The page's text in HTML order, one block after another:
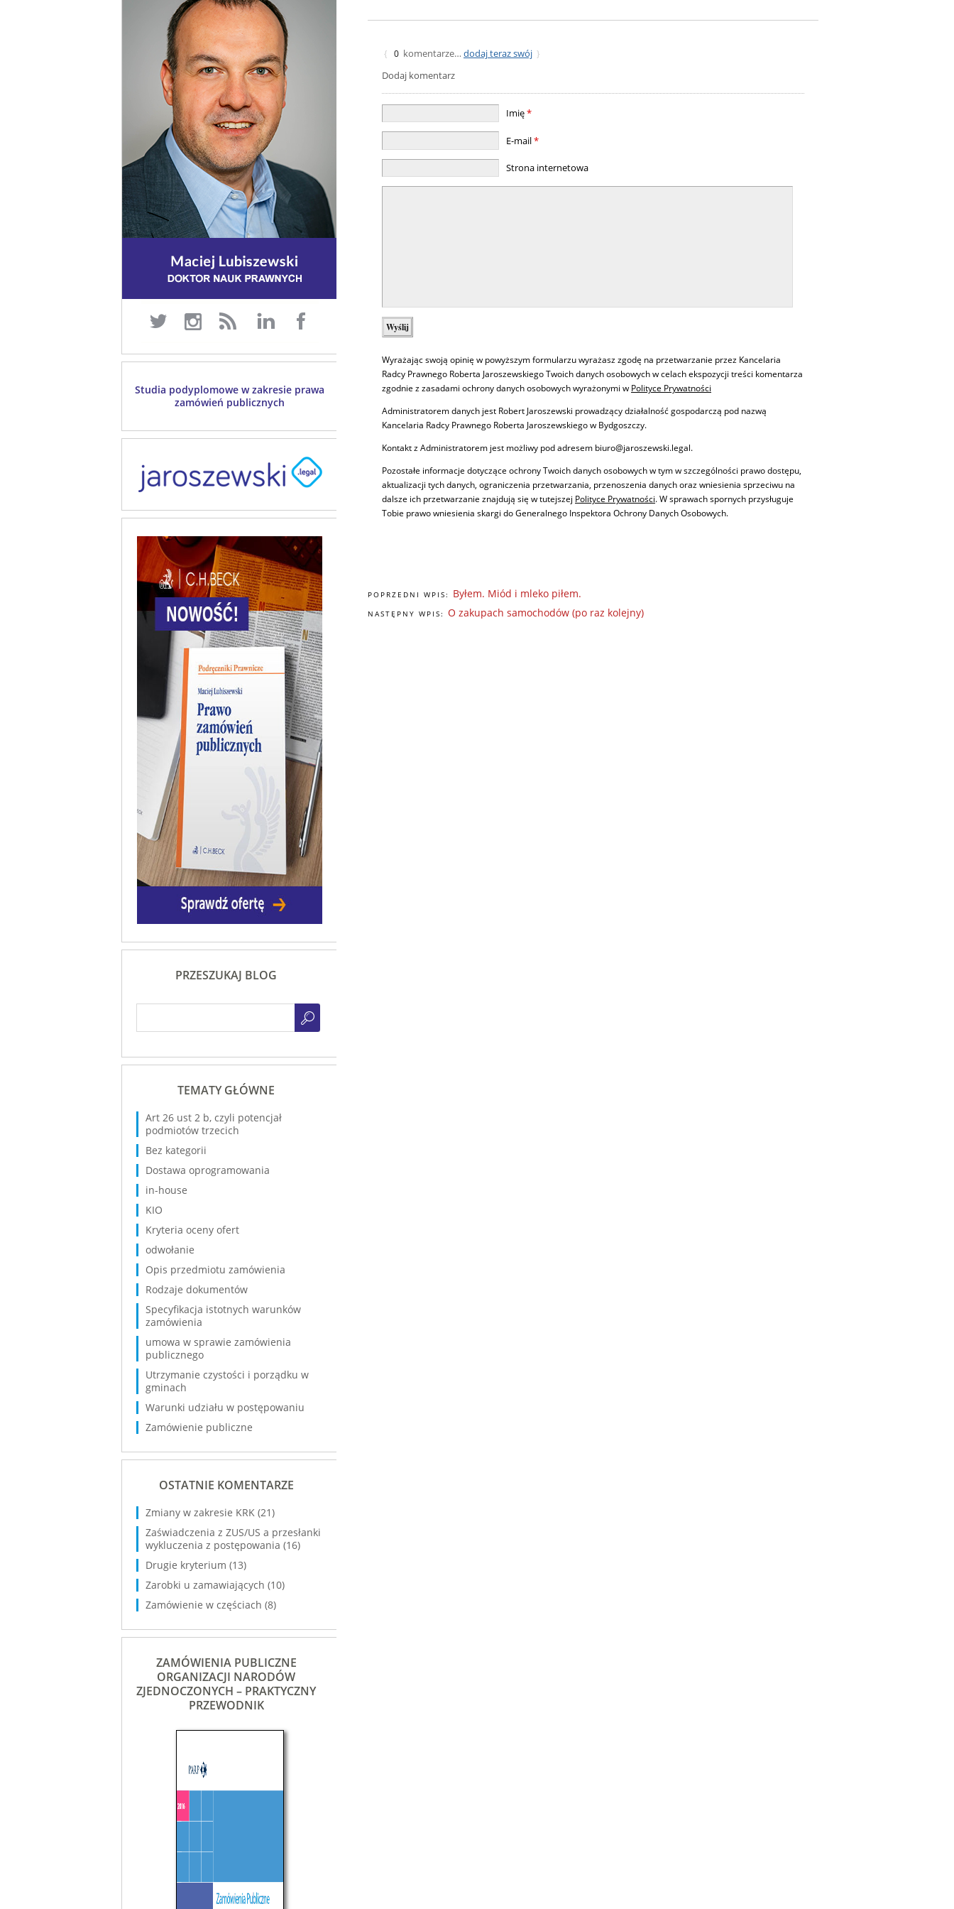
{ 0 komentarze… dodaj teraz swój }
Dodaj komentarz
Imię*
E-mail*
Strona internetowa
Wyrażając swoją opinię w powyższym formularzu wyrażasz zgodę na przetwarzanie przez Kancelaria
Radcy Prawnego Roberta Jaroszewskiego Twoich danych osobowych w celach ekspozycji treści komentarza
zgodnie z zasadami ochrony danych osobowych wyrażonymi w Polityce Prywatności
Administratorem danych jest Robert Jaroszewski prowadzący działalność gospodarczą pod nazwą
Kancelaria Radcy Prawnego Roberta Jaroszewskiego w Bydgoszczy.
Kontakt z Administratorem jest możliwy pod adresem biuro@jaroszewski.legal.
Pozostałe informacje dotyczące ochrony Twoich danych osobowych w tym w szczególności prawo dostępu,
aktualizacji tych danych, ograniczenia przetwarzania, przenoszenia danych oraz wniesienia sprzeciwu na
dalsze ich przetwarzanie znajdują się w tutejszej Polityce Prywatności. W sprawach spornych przysługuje
Tobie prawo wniesienia skargi do Generalnego Inspektora Ochrony Danych Osobowych.
POPRZEDNI WPIS: Byłem. Miód i mleko piłem.
NASTĘPNY WPIS: O zakupach samochodów (po raz kolejny)
Studia podyplomowe w zakresie prawa
zamówień publicznych
PRZESZUKAJ BLOG
TEMATY GŁÓWNE
Art 26 ust 2 b, czyli potencjał
podmiotów trzecich
Bez kategorii
Dostawa oprogramowania
in-house
KIO
Kryteria oceny ofert
odwołanie
Opis przedmiotu zamówienia
Rodzaje dokumentów
Specyfikacja istotnych warunków
zamówienia
umowa w sprawie zamówienia
publicznego
Utrzymanie czystości i porządku w
gminach
Warunki udziału w postępowaniu
Zamówienie publiczne
OSTATNIE KOMENTARZE
Zmiany w zakresie KRK (21)
Zaświadczenia z ZUS/US a przesłanki
wykluczenia z postępowania (16)
Drugie kryterium (13)
Zarobki u zamawiających (10)
Zamówienie w częściach (8)
ZAMÓWIENIA PUBLICZNE
ORGANIZACJI NARODÓW
ZJEDNOCZONYCH – PRAKTYCZNY
PRZEWODNIK